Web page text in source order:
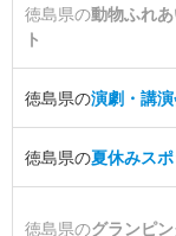
徳島県の動物ふれ
ト
徳島県の演劇・講
徳島県の夏休みス
徳島県のグランピ